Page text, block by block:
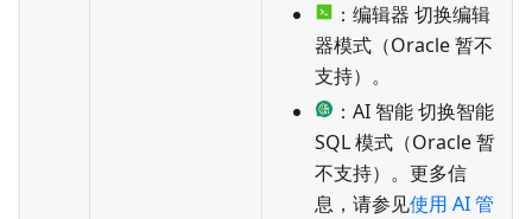
：编辑器 切换编辑
器模式（Oracle 暂不
支持）。
：AI 智能 切换智能
SQL 模式（Oracle 暂
不支持）。更多信
息，请参见使用 AI 管